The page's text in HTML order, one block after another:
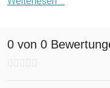
0 von 0